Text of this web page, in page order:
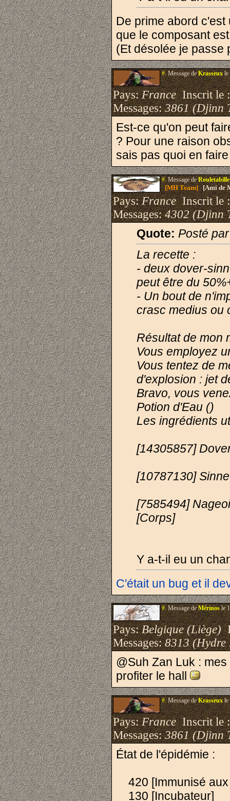
De prime abord c'est
que le composant
(Et désolée je passe
#.Message deKrasseuxle
Pays:FranceInscrit le
Messages:3861 (Djinn
Est-ce qu'on peut
? Pour une raison
sais pas quoi en
#.Message deRouletabille
[MH Team][Ami de
Pays:FranceInscrit le
Messages:4302 (Djinn
Quote: Posté
La recette :
- deux dover-
peut être du
- Un bout de
crasc medius ou
Résultat de mon
Vous employez
Vous tentez de
d'explosion : jet
Bravo, vous
Potion d'Eau ()
Les ingrédients
[14305857]
[10787130]
[7585494]
[Corps]
Y a-t-il eu un
C'était un bug et il
#.Message deMérinosle
Pays:Belgique (Liège)
Messages:8313 (Hydre
@Suh Zan Luk :
profiter le hall
#.Message deKrasseuxle
Pays:FranceInscrit le
Messages:3861 (Djinn
État de l'épidémie :
420 [Immunisé
130 [Incubateur]